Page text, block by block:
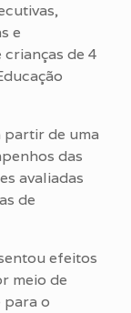
e
de 4
partir de uma
das
avaliadas
de
efeitos
meio de
para o